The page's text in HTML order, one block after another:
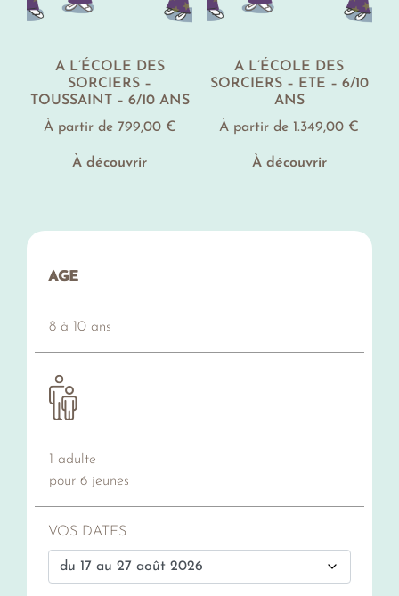
A L’ÉCOLE DES
SORCIERS –
TOUSSAINT – 6/10 ANS
À partir de 799,00 €
À découvrir
A L’ÉCOLE DES
SORCIERS – ETE – 6/10
ANS
À partir de 1.349,00 €
À découvrir
AGE
8 à 10 ans
1 adulte
pour 6 jeunes
VOS DATES